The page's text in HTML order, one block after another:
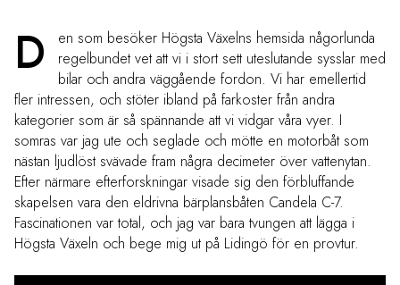
D
en som besöker Högsta Växelns hemsida någorlunda
regelbundet vet att vi i stort sett uteslutande sysslar med
bilar och andra väggående fordon. Vi har emellertid
fler intressen, och stöter ibland på farkoster från andra
kategorier som är så spännande att vi vidgar våra vyer. I
somras var jag ute och seglade och mötte en motorbåt som
nästan ljudlöst svävade fram några decimeter över vattenytan.
Efter närmare efterforskningar visade sig den förbluffande
skapelsen vara den eldrivna bärplansbåten Candela C-7.
Fascinationen var total, och jag var bara tvungen att lägga i
Högsta Växeln och bege mig ut på Lidingö för en provtur.